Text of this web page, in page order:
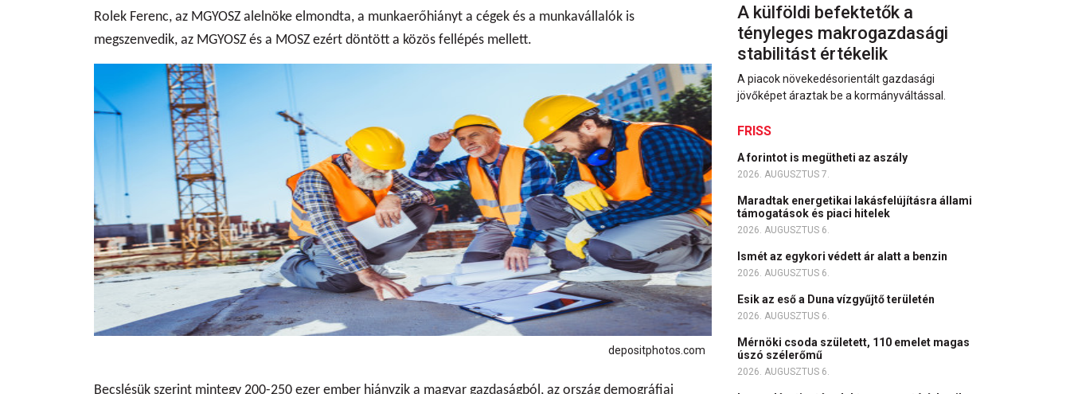
Rolek Ferenc, az MGYOSZ alelnöke elmondta, a munkaerőhiányt a cégek és a munkavállalók is
megszenvedik, az MGYOSZ és a MOSZ ezért döntött a közös fellépés mellett.
depositphotos.com
Becslésük szerint mintegy 200-250 ezer ember hiányzik a magyar gazdaságból, az ország demográfiai
A külföldi befektetők a
tényleges makrogazdasági
stabilitást értékelik
A piacok növekedésorientált gazdasági
jövőképet áraztak be a kormányváltással.
FRISS
A forintot is megütheti az aszály
2026. AUGUSZTUS 7.
Maradtak energetikai lakásfelújításra állami
támogatások és piaci hitelek
2026. AUGUSZTUS 6.
Ismét az egykori védett ár alatt a benzin
2026. AUGUSZTUS 6.
Esik az eső a Duna vízgyűjtő területén
2026. AUGUSZTUS 6.
Mérnöki csoda született, 110 emelet magas
úszó szélerőmű
2026. AUGUSZTUS 6.